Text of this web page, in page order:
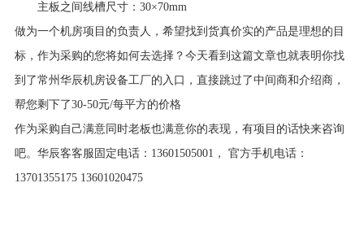
主板之间线槽尺寸：30×70mm
做为一个机房项目的负责人，希望找到货真价实的产品是理想的目
标，作为采购的您将如何去选择？今天看到这篇文章也就表明你找
到了常州华辰机房设备工厂的入口，直接跳过了中间商和介绍商，
帮您剩下了30-50元/每平方的价格
作为采购自己满意同时老板也满意你的表现，有项目的话快来咨询
吧。华辰客客服固定电话：13601505001， 官方手机电话：
13701355175 13601020475